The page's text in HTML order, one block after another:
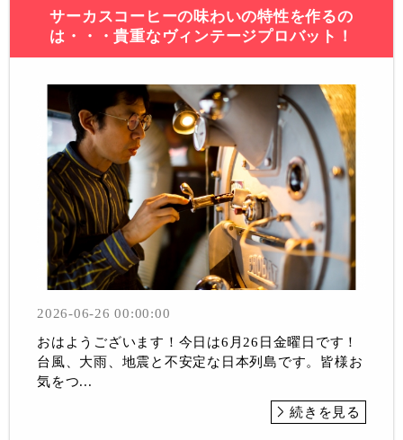
サーカスコーヒーの味わいの特性を作るの
は・・・貴重なヴィンテージプロバット！
2026-06-26 00:00:00
おはようございます！今日は6月26日金曜日です！
台風、大雨、地震と不安定な日本列島です。皆様お
気をつ...
続きを見る